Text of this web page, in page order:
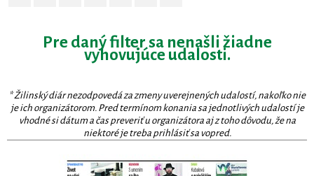
Pre daný filter sa nenašli žiadne
vyhovujúce udalosti.
* Žilinský diár nezodpovedá za zmeny uverejnených udalostí, nakoľko nie
je ich organizátorom. Pred termínom konania sa jednotlivých udalostí je
vhodné si dátum a čas preveriť u organizátora aj z toho dôvodu, že na
niektoré je treba prihlásiť sa vopred.